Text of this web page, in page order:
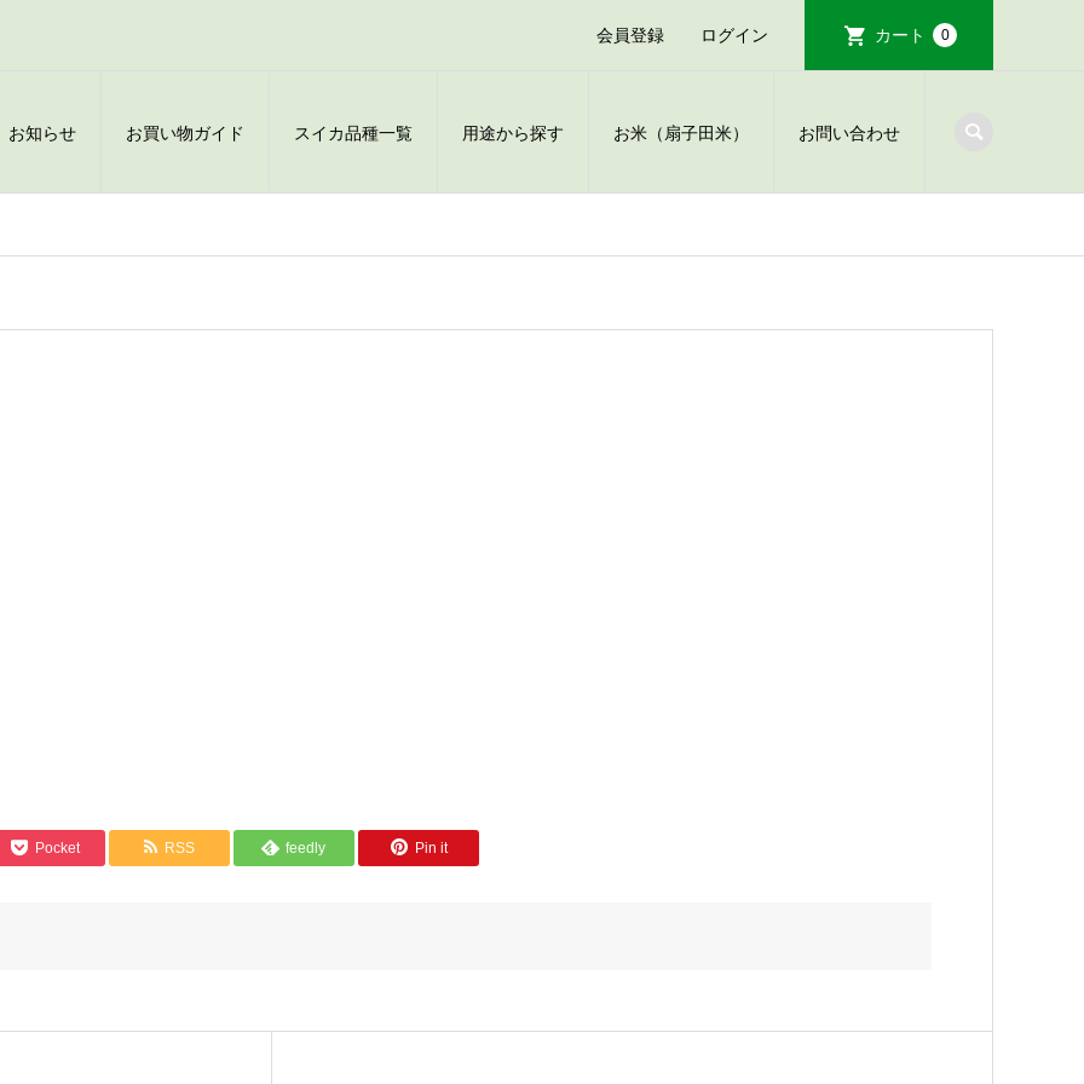
会員登録 ログイン カート 0
お知らせ お買い物ガイド スイカ品種一覧 用途から探す お米（扇子田米） お問い合わせ
Pocket RSS feedly Pin it